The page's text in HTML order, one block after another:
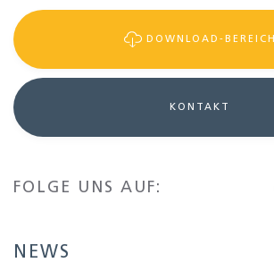
DOWNLOAD-BEREICH
KONTAKT
FOLGE UNS AUF:
NEWS